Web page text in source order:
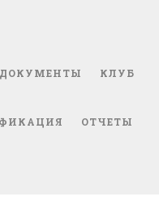
ДОКУМЕНТЫ КЛУБ
ОТЧЕТЫ